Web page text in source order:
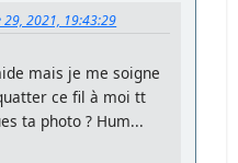
29, 2021, 19:43:29
mais je me soigne
ce fil à moi tt
ta photo ? Hum...